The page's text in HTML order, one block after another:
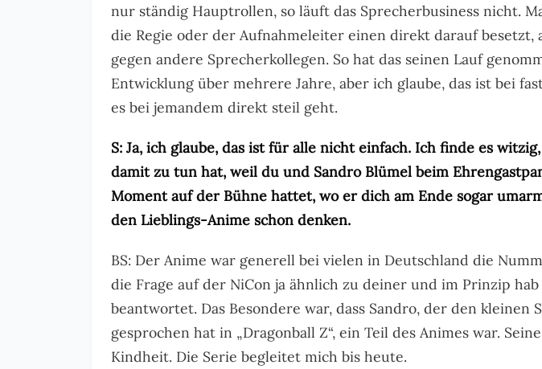
nur ständig Hauptrollen, so läuft das Sprecherbusiness nicht.
die Regie oder der Aufnahmeleiter einen direkt darauf
gegen andere Sprecherkollegen. So hat das seinen Lauf
Entwicklung über mehrere Jahre, aber ich glaube, das ist bei
es bei jemandem direkt steil geht.
S: Ja, ich glaube, das ist für alle nicht einfach. Ich finde es
damit zu tun hat, weil du und Sandro Blümel beim
Moment auf der Bühne hattet, wo er dich am Ende sogar
den Lieblings-Anime schon denken.
BS: Der Anime war generell bei vielen in Deutschland die
die Frage auf der NiCon ja ähnlich zu deiner und im Prinzip
beantwortet. Das Besondere war, dass Sandro, der den kleinen
gesprochen hat in „Dragonball Z“, ein Teil des Animes war.
Kindheit. Die Serie begleitet mich bis heute.